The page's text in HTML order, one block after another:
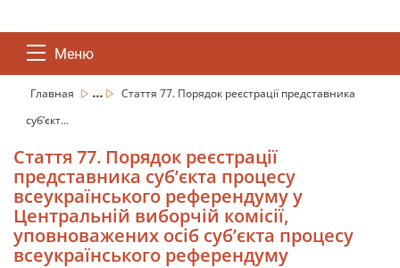
Меню
Главная ...
Стаття 77. Порядок реєстрації представника
суб’єкт...
Стаття 77. Порядок реєстрації
представника суб’єкта процесу
всеукраїнського референдуму у
Центральній виборчій комісії,
уповноважених осіб суб’єкта процесу
всеукраїнського референдуму